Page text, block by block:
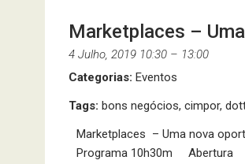
Marketplaces –
4 Julho, 2019 10:30 – 13:00
Categorias: Eventos
Tags: bons negócios, cimpor,
Marketplaces – Uma nova
Programa 10h30m